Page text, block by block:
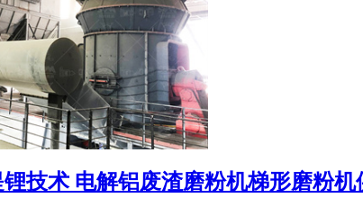
技术 电解铝废渣磨粉机梯形磨粉机